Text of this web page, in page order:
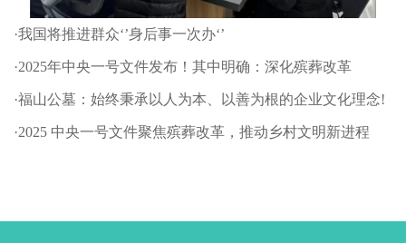
·我国将推进群众‘’身后事一次办‘’
·2025年中央一号文件发布！其中明确：深化殡葬改革
·福山公墓：始终秉承以人为本、以善为根的企业文化理念!
·2025 中央一号文件聚焦殡葬改革，推动乡村文明新进程